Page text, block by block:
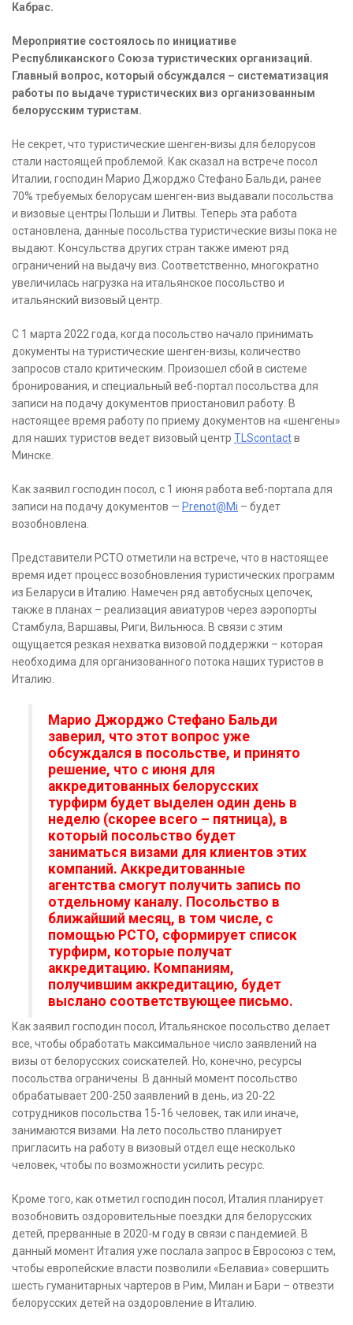
Кабрас.
Мероприятие состоялось по инициативе
Республиканского Союза туристических организаций.
Главный вопрос, который обсуждался – систематизация
работы по выдаче туристических виз организованным
белорусским туристам.
Не секрет, что туристические шенген-визы для белорусов
стали настоящей проблемой. Как сказал на встрече посол
Италии, господин Марио Джорджо Стефано Бальди, ранее
70% требуемых белорусам шенген-виз выдавали посольства
и визовые центры Польши и Литвы. Теперь эта работа
остановлена, данные посольства туристические визы пока не
выдают. Консульства других стран также имеют ряд
ограничений на выдачу виз. Соответственно, многократно
увеличилась нагрузка на итальянское посольство и
итальянский визовый центр.
С 1 марта 2022 года, когда посольство начало принимать
документы на туристические шенген-визы, количество
запросов стало критическим. Произошел сбой в системе
бронирования, и специальный веб-портал посольства для
записи на подачу документов приостановил работу. В
настоящее время работу по приему документов на «шенгены»
для наших туристов ведет визовый центр TLScontactв
Минске.
Как заявил господин посол, с 1 июня работа веб-портала для
записи на подачу документов — Prenot@Mi – будет
возобновлена.
Представители РСТО отметили на встрече, что в настоящее
время идет процесс возобновления туристических программ
из Беларуси в Италию. Намечен ряд автобусных цепочек,
также в планах – реализация авиатуров через аэропорты
Стамбула, Варшавы, Риги, Вильнюса. В связи с этим
ощущается резкая нехватка визовой поддержки – которая
необходима для организованного потока наших туристов в
Италию.
Марио Джорджо Стефано Бальди
заверил, что этот вопрос уже
обсуждался в посольстве, и принято
решение, что с июня для
аккредитованных белорусских
турфирм будет выделен один день в
неделю (скорее всего – пятница), в
который посольство будет
заниматься визами для клиентов этих
компаний. Аккредитованные
агентства смогут получить запись по
отдельному каналу. Посольство в
ближайший месяц, в том числе, с
помощью РСТО, сформирует список
турфирм, которые получат
аккредитацию. Компаниям,
получившим аккредитацию, будет
выслано соответствующее письмо.
Как заявил господин посол, Итальянское посольство делает
все, чтобы обработать максимальное число заявлений на
визы от белорусских соискателей. Но, конечно, ресурсы
посольства ограничены. В данный момент посольство
обрабатывает 200-250 заявлений в день, из 20-22
сотрудников посольства 15-16 человек, так или иначе,
занимаются визами. На лето посольство планирует
пригласить на работу в визовый отдел еще несколько
человек, чтобы по возможности усилить ресурс.
Кроме того, как отметил господин посол, Италия планирует
возобновить оздоровительные поездки для белорусских
детей, прерванные в 2020-м году в связи с пандемией. В
данный момент Италия уже послала запрос в Евросоюз с тем,
чтобы европейские власти позволили «Белавиа» совершить
шесть гуманитарных чартеров в Рим, Милан и Бари – отвезти
белорусских детей на оздоровление в Италию.